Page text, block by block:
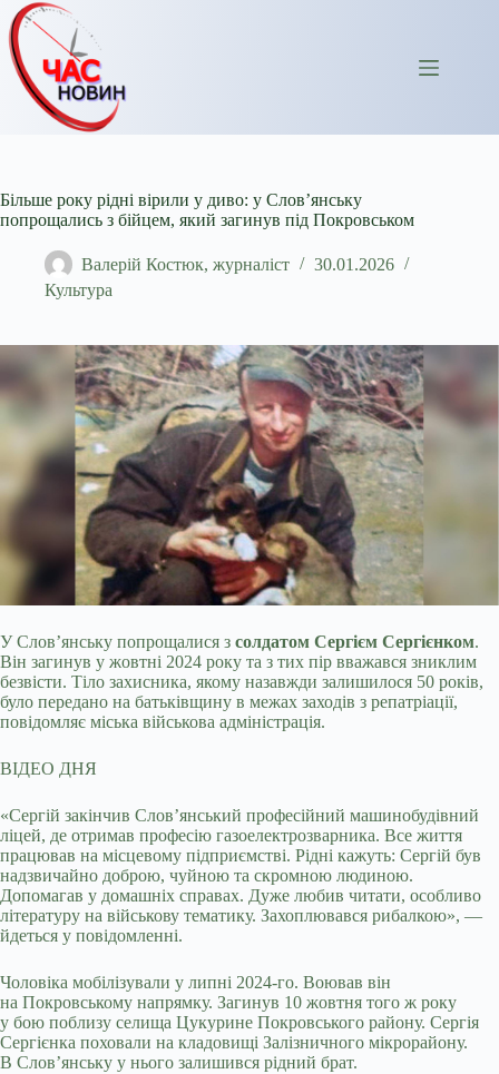
Перейти
до
вмісту
Більше року рідні вірили у диво: у Слов’янську
попрощались з бійцем, який загинув під Покровськом
Валерій Костюк, журналіст
30.01.2026
Культура
У Слов’янську попрощалися з солдатом Сергієм Сергієнком.
Він загинув у жовтні 2024 року та з тих пір вважався зниклим
безвісти. Тіло захисника, якому назавжди залишилося 50 років,
було передано на батьківщину в межах заходів з репатріації,
повідомляє міська військова адміністрація.
ВІДЕО ДНЯ
«Сергій закінчив Слов’янський професійний машинобудівний
ліцей, де отримав професію газоелектрозварника. Все життя
працював на місцевому підприємстві. Рідні кажуть: Сергій був
надзвичайно доброю, чуйною та скромною людиною.
Допомагав у домашніх справах. Дуже любив читати, особливо
літературу на військову тематику. Захоплювався рибалкою», —
йдеться у повідомленні.
Чоловіка мобілізували у липні 2024-го. Воював він
на Покровському напрямку. Загинув 10 жовтня того ж року
у бою поблизу селища Цукурине Покровського району. Сергія
Сергієнка поховали на кладовищі Залізничного мікрорайону.
В Слов’янську у нього залишився рідний брат.